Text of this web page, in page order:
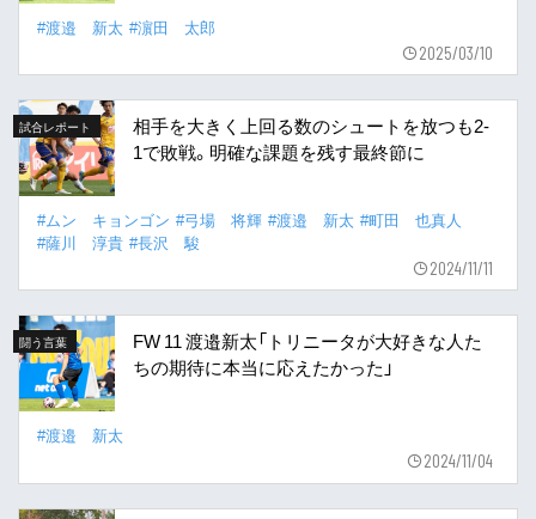
#渡邉 新太 #濵田 太郎
2025/03/10
試合レポート
相手を大きく上回る数のシュートを放つも2-
1で敗戦。明確な課題を残す最終節に
#ムン キョンゴン #弓場 将輝 #渡邉 新太 #町田 也真人
#薩川 淳貴 #長沢 駿
2024/11/11
闘う言葉
FW 11 渡邉新太「トリニータが大好きな人た
ちの期待に本当に応えたかった」
#渡邉 新太
2024/11/04